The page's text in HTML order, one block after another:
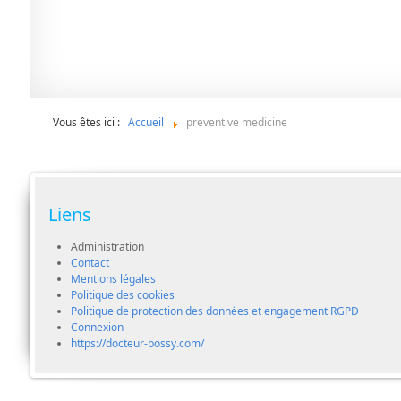
Vous êtes ici : Accueil preventive medicine
Liens
Administration
Contact
Mentions légales
Politique des cookies
Politique de protection des données et engagement RGPD
Connexion
https://docteur-bossy.com/